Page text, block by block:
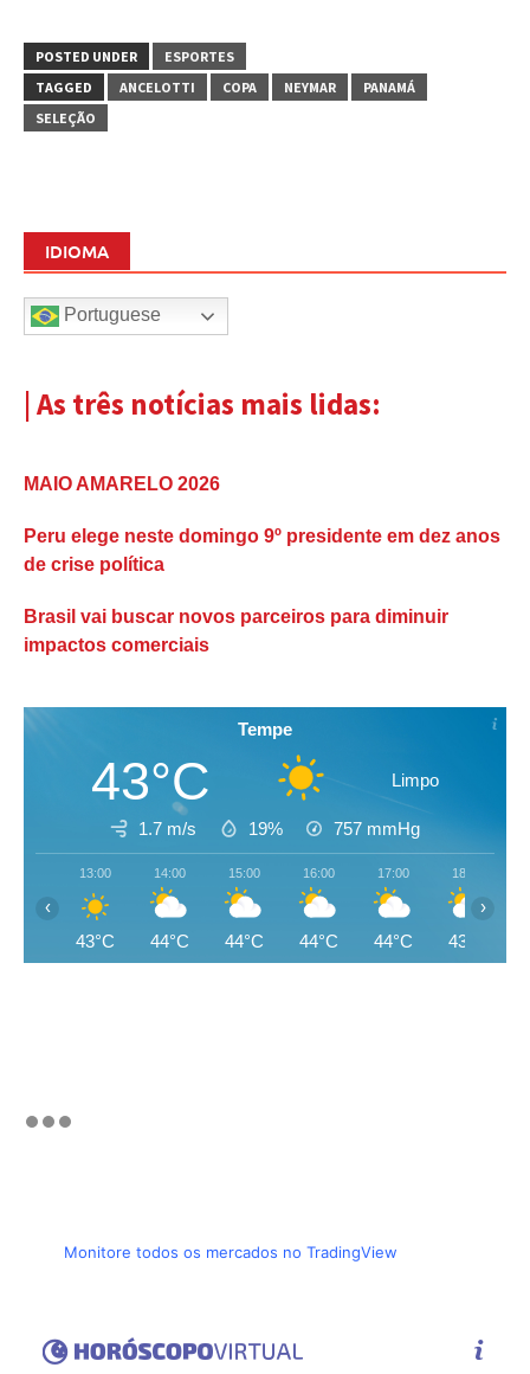
POSTED UNDER
ESPORTES
TAGGED
ANCELOTTI COPA NEYMAR
PANAMÁ
SELEÇÃO
IDIOMA
Portuguese
| As três notícias mais lidas:
MAIO AMARELO 2026
Peru elege neste domingo 9º presidente em dez anos
de crise política
Brasil vai buscar novos parceiros para diminuir
impactos comerciais
Tempe
43°C Limpo
1.7 m/s 19% 757 mmHg
13:00
43°C
14:00
44°C
15:00
44°C
16:00
44°C
17:00
44°C
18:00
43°C
‹ ›
Monitore todos os mercados no TradingView